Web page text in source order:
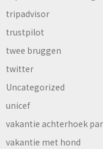
tripadvisor
trustpilot
twee bruggen
twitter
Uncategorized
unicef
vakantie achterhoek
vakantie met hond